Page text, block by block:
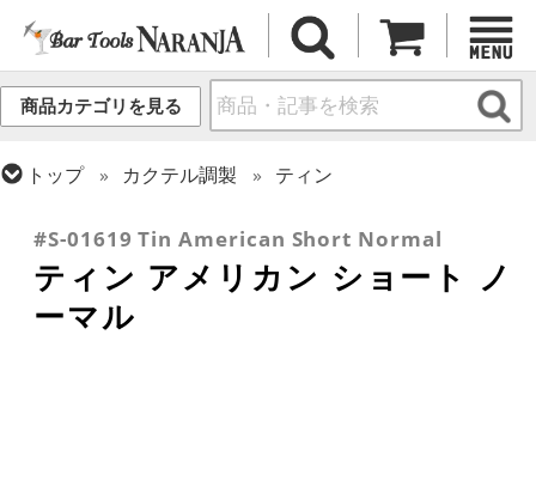
商品カテゴリを見る
トップ カクテル調製
ティン
フレア用各種アイテム
#S-01619 Tin American Short Normal
ティン アメリカン ショート ノ
ーマル